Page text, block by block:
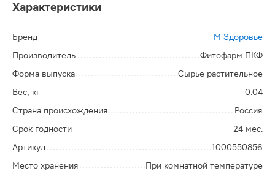
Характеристики
Бренд
М Здоровье
Производитель
Фитофарм ПКФ
Форма выпуска
Сырье растительное
Вес, кг
0.04
Страна происхождения
Россия
Срок годности
24 мес.
Артикул
1000550856
Место хранения
При комнатной температуре